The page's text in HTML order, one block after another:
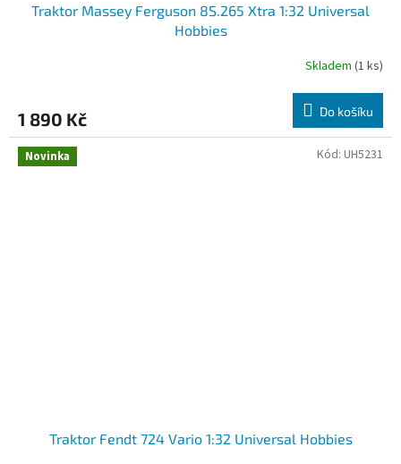
Traktor Massey Ferguson 8S.265 Xtra 1:32 Universal
Hobbies
Skladem (1 ks)
1 890 Kč Do košíku
Novinka
Traktor Fendt 724 Vario 1:32 Universal Hobbies
Kód: UH5231